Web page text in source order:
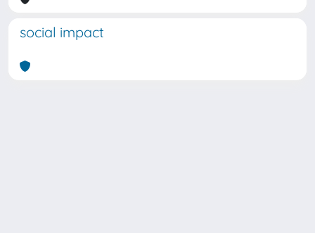
social impact